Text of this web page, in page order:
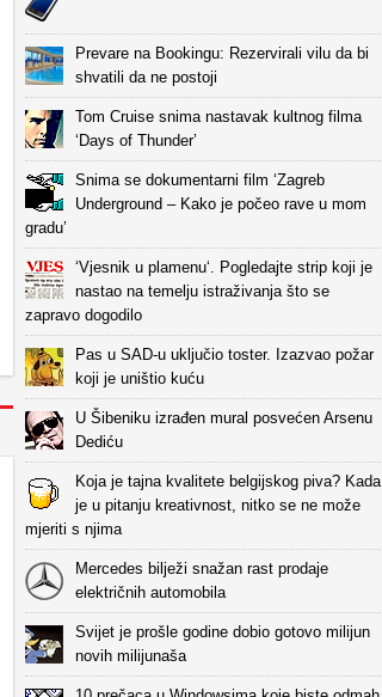
Prevare na Bookingu: Rezervirali vilu da bi
shvatili da ne postoji
Tom Cruise snima nastavak kultnog filma
‘Days of Thunder’
Snima se dokumentarni film ‘Zagreb
Underground – Kako je počeo rave u mom
gradu’
‘Vjesnik u plamenu‘. Pogledajte strip koji je
nastao na temelju istraživanja što se
zapravo dogodilo
Pas u SAD-u uključio toster. Izazvao požar
koji je uništio kuću
U Šibeniku izrađen mural posvećen Arsenu
Dediću
Koja je tajna kvalitete belgijskog piva? Kada
je u pitanju kreativnost, nitko se ne može
mjeriti s njima
Mercedes bilježi snažan rast prodaje
električnih automobila
Svijet je prošle godine dobio gotovo milijun
novih milijunaša